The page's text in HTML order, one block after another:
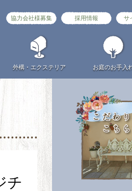
外構・ エクステリア お庭のお手入
協力会社様募集 採用情報 サ
チ